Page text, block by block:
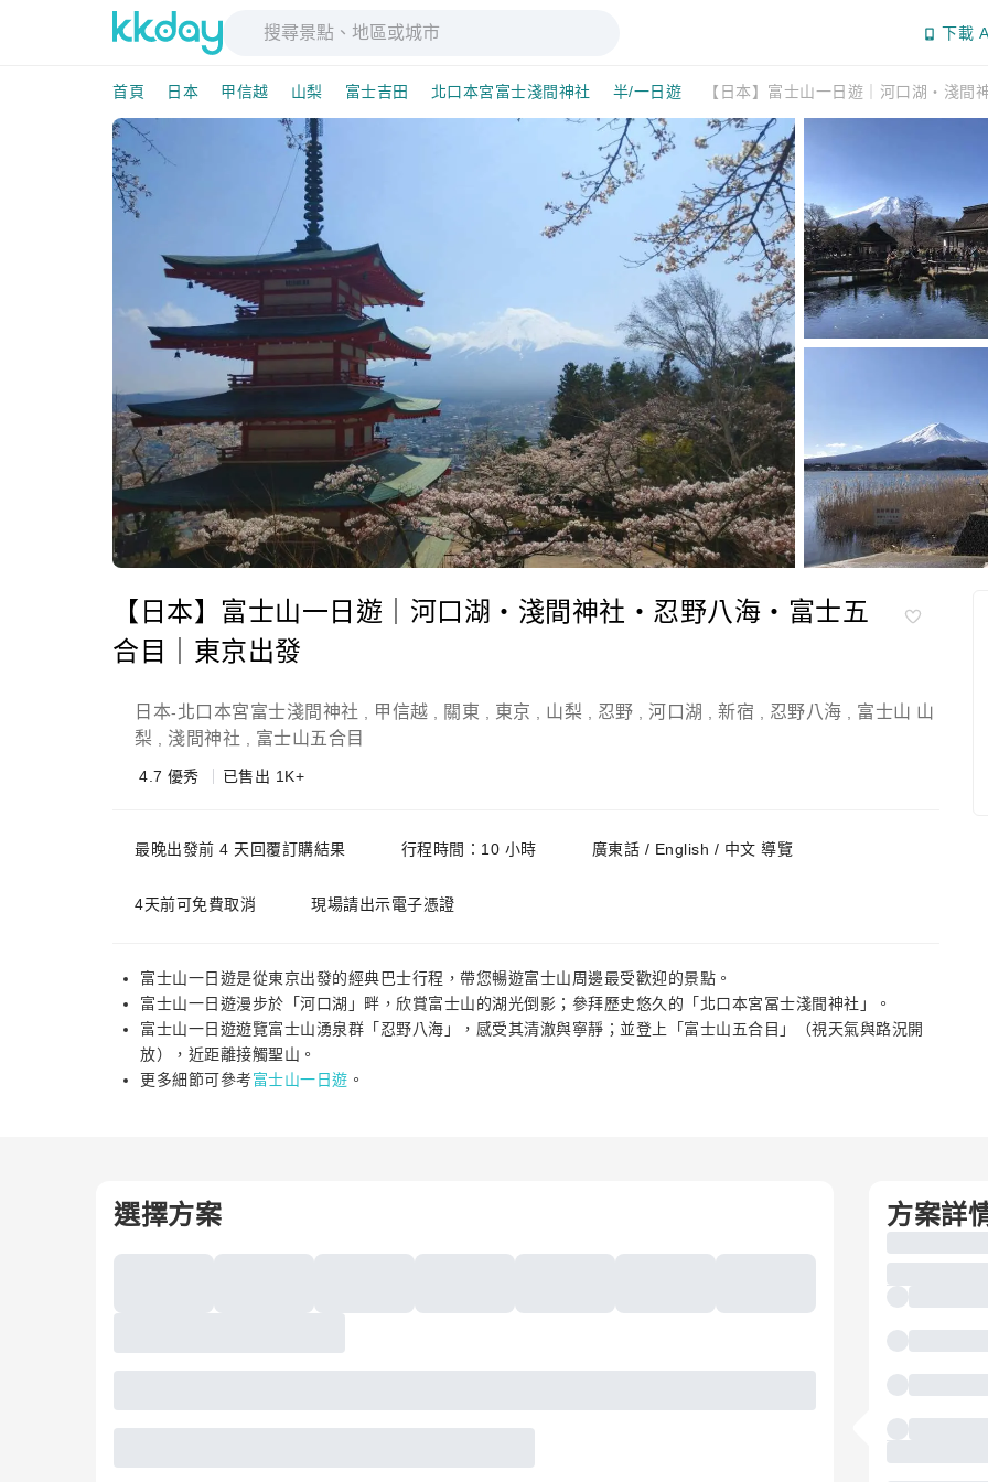
下載
首頁 日本 甲信越 山梨 富士吉田 北口本宮富士淺間神社 半/一日遊
【日本】富士山一日遊｜河口湖・淺間神社・忍野八海・富士五
合目｜東京出發
日本-北口本宮富士淺間神社 甲信越 關東 東京 山梨 忍野 河口湖 新宿 忍野八海
富士山 山
梨
淺間神社 富士山五合目
4.7 優秀 已售出 1K+
最晚出發前 4 天回覆訂購結果 行程時間：10 小時 廣東話 / English / 中文 導覽
4天前可免費取消 現場請出示電子憑證
富士山一日遊是從東京出發的經典巴士行程，帶您暢遊富士山周邊最受歡迎的景點。
富士山一日遊漫步於「河口湖」畔，欣賞富士山的湖光倒影；參拜歷史悠久的「北口本宮冨士淺間神社」。
富士山一日遊遊覽富士山湧泉群「忍野八海」，感受其清澈與寧靜；並登上「富士山五合目」（視天氣與路況開
放），近距離接觸聖山。
更多細節可參考富士山一日遊 。
選擇方案 方案詳